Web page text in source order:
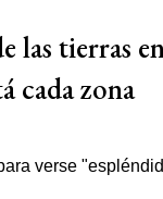
las tierras
cada zona